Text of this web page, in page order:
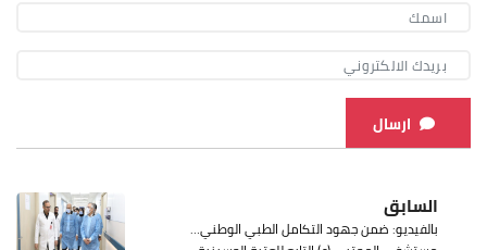
ارسال
السابق
بالفيديو: ضمن جهود التكامل الطبي الوطني…